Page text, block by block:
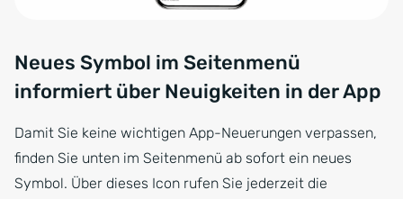
Neues Symbol im Seitenmenü
informiert über Neuigkeiten in der App
Damit Sie keine wichtigen App-Neuerungen verpassen,
finden Sie unten im Seitenmenü ab sofort ein neues
Symbol. Über dieses Icon rufen Sie jederzeit die